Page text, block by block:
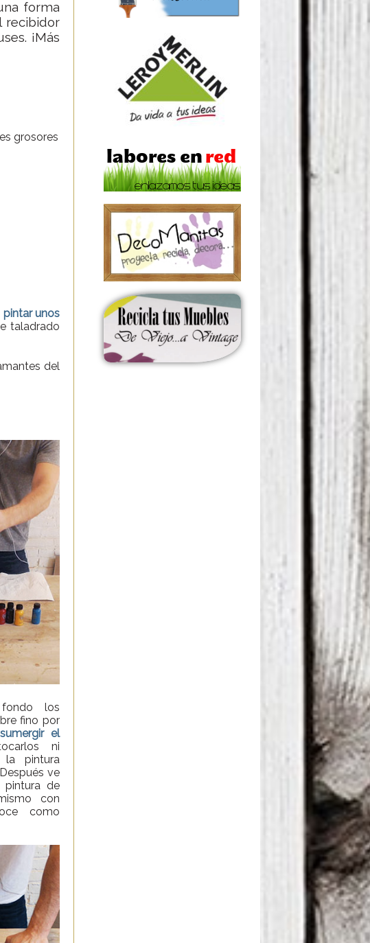
forma
recibidor
¡Más
grosores
pintar unos
taladrado
del
los
fino por
sumergir el
ni
la pintura
ve
pintura de
con
como